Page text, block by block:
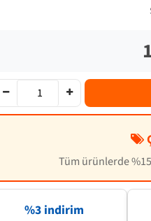
Tüm ürünlerde
%3 indirim